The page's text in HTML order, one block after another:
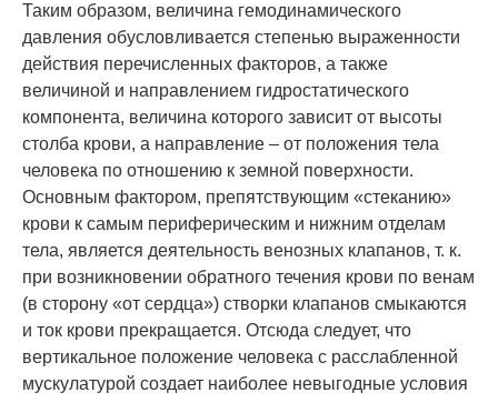
Таким образом, величина гемодинамического
давления обусловливается степенью выраженности
действия перечисленных факторов, а также
величиной и направлением гидростатического
компонента, величина которого зависит от высоты
столба крови, а направление – от положения тела
человека по отношению к земной поверхности.
Основным фактором, препятствующим «стеканию»
крови к самым периферическим и нижним отделам
тела, является деятельность венозных клапанов, т. к.
при возникновении обратного течения крови по венам
(в сторону «от сердца») створки клапанов смыкаются
и ток крови прекращается. Отсюда следует, что
вертикальное положение человека с расслабленной
мускулатурой создает наиболее невыгодные условия